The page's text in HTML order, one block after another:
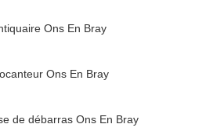
Ons En Bray
Ons En Bray
de débarras Ons En Bray